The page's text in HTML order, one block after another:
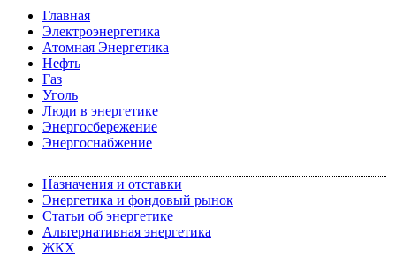
Главная
Электроэнергетика
Атомная Энергетика
Нефть
Газ
Уголь
Люди в энергетике
Энергосбережение
Энергоснабжение
Назначения и отставки
Энергетика и фондовый рынок
Статьи об энергетике
Альтернативная энергетика
ЖКХ